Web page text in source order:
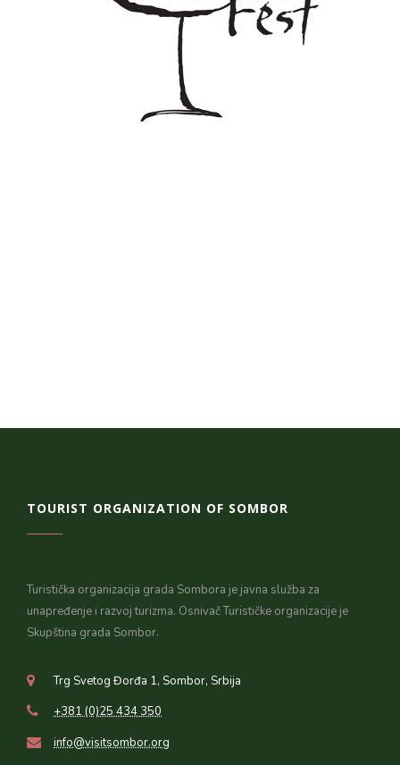
TOURIST ORGANIZATION OF SOMBOR
Turistička organizacija grada Sombora je javna služba za
unapređenje i razvoj turizma. Osnivač Turističke organizacije je
Skupština grada Sombor.
Trg Svetog Đorđa 1, Sombor, Srbija
+381 (0)25 434 350
info@visitsombor.org